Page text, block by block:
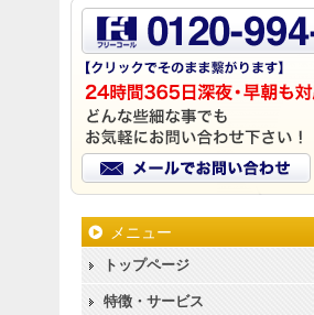
メニュー
トップページ
特徴・サービス